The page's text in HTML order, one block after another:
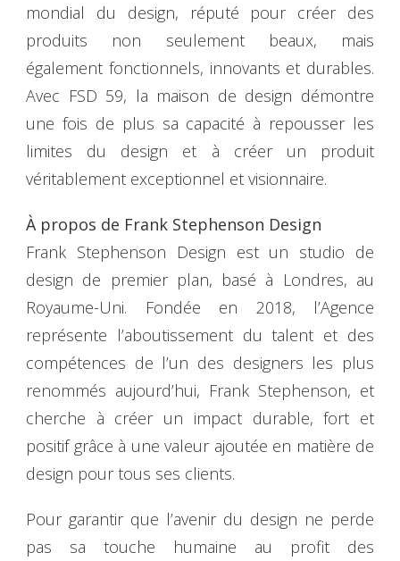
mondial du design, réputé pour créer des
produits non seulement beaux, mais
également fonctionnels, innovants et durables.
Avec FSD 59, la maison de design démontre
une fois de plus sa capacité à repousser les
limites du design et à créer un produit
véritablement exceptionnel et visionnaire.
À propos de Frank Stephenson Design
Frank Stephenson Design est un studio de
design de premier plan, basé à Londres, au
Royaume-Uni. Fondée en 2018, l’Agence
représente l’aboutissement du talent et des
compétences de l’un des designers les plus
renommés aujourd’hui, Frank Stephenson, et
cherche à créer un impact durable, fort et
positif grâce à une valeur ajoutée en matière de
design pour tous ses clients.
Pour garantir que l’avenir du design ne perde
pas sa touche humaine au profit des